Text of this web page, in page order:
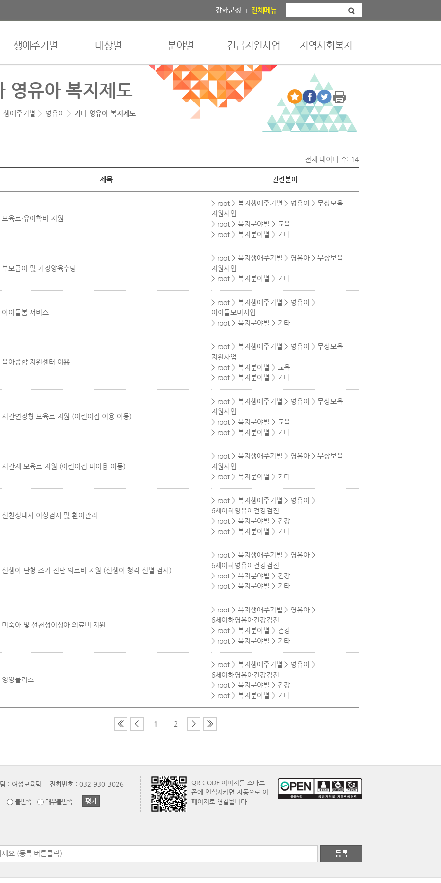
강화군청 전체메뉴
생애주기별 대상별 분야별 긴급지원사업 지역사회복지
영유아 복지제도
생애주기별 영유아 기타 영유아 복지제도
전체 데이터 수: 14
제목 관련분야
보육료·유아학비 지원
> root > 복지생애주기별 > 영유아 > 무상보육
지원사업
> root > 복지분야별 > 교육
> root > 복지분야별 > 기타
부모급여 및 가정양육수당
> root > 복지생애주기별 > 영유아 > 무상보육
지원사업
> root > 복지분야별 > 기타
아이돌봄 서비스
> root > 복지생애주기별 > 영유아 >
아이돌보미사업
> root > 복지분야별 > 기타
육아종합 지원센터 이용
> root > 복지생애주기별 > 영유아 > 무상보육
지원사업
> root > 복지분야별 > 교육
> root > 복지분야별 > 기타
시간연장형 보육료 지원 (어린이집 이용 아동)
> root > 복지생애주기별 > 영유아 > 무상보육
지원사업
> root > 복지분야별 > 교육
> root > 복지분야별 > 기타
시간제 보육료 지원 (어린이집 미이용 아동)
> root > 복지생애주기별 > 영유아 > 무상보육
지원사업
> root > 복지분야별 > 기타
선천성대사 이상검사 및 환아관리
> root > 복지생애주기별 > 영유아 >
6세이하영유아건강검진
> root > 복지분야별 > 건강
> root > 복지분야별 > 기타
신생아 난청 조기 진단 의료비 지원 (신생아 청각 선별 검사)
> root > 복지생애주기별 > 영유아 >
6세이하영유아건강검진
> root > 복지분야별 > 건강
> root > 복지분야별 > 기타
미숙아 및 선천성이상아 의료비 지원
> root > 복지생애주기별 > 영유아 >
6세이하영유아건강검진
> root > 복지분야별 > 건강
> root > 복지분야별 > 기타
영양플러스
> root > 복지생애주기별 > 영유아 >
6세이하영유아건강검진
> root > 복지분야별 > 건강
> root > 복지분야별 > 기타
1 2
: 여성보육팀 전화번호 : 032-930-3026
불만족 매우불만족
QR CODE 이미지를 스마트
폰에 인식시키면 자동으로 이
페이지로 연결됩니다.